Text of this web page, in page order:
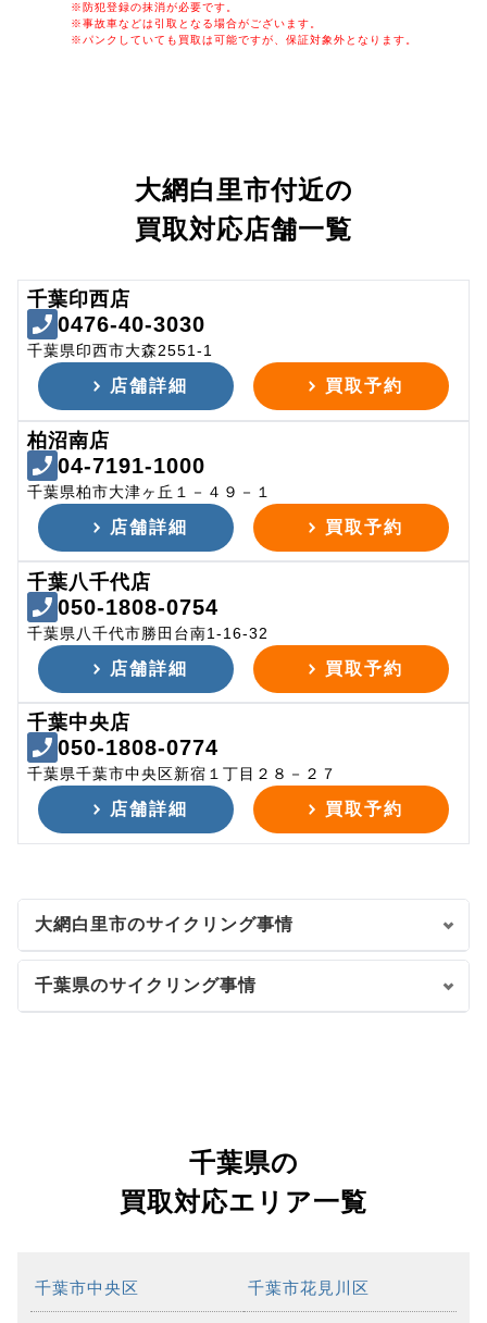
※防犯登録の抹消が必要です。
※事故車などは引取となる場合がございます。
※パンクしていても買取は可能ですが、保証対象外となります。
大網白里市付近の
買取対応店舗一覧
千葉印西店
0476-40-3030
千葉県印西市大森2551-1
店舗詳細 買取予約
柏沼南店
04-7191-1000
千葉県柏市大津ヶ丘１－４９－１
店舗詳細 買取予約
千葉八千代店
050-1808-0754
千葉県八千代市勝田台南1-16-32
店舗詳細 買取予約
千葉中央店
050-1808-0774
千葉県千葉市中央区新宿１丁目２８－２７
店舗詳細 買取予約
大網白里市のサイクリング事情
千葉県のサイクリング事情
千葉県の
買取対応エリア一覧
千葉市中央区 千葉市花見川区